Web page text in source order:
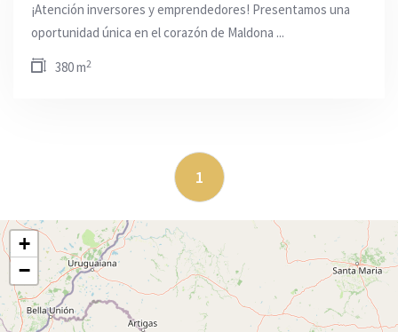
¡Atención inversores y emprendedores! Presentamos una
oportunidad única en el corazón de Maldona ...
380 m2
1
+
−